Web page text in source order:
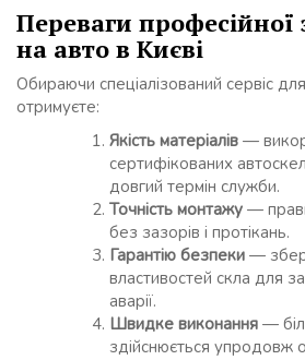
Переваги професійної
на авто в Києві
Обираючи спеціалізований сервіс
отримуєте:
Якість матеріалів —
сертифікованих
довгий термін служби.
Точність монтажу —
без зазорів і протікань.
Гарантію безпеки —
властивостей скла для
аварії.
Швидке виконання —
здійснюється упродовж